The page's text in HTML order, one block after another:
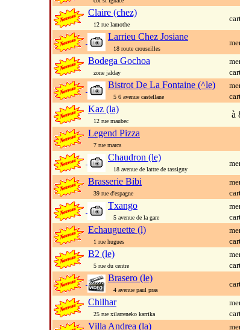
Claire (chez)
12 rue lamothe
Larrieu Chez Josiane
18 route crouseilles
Bodega Gochoa
zone jalday
Bistrot De La Fontaine (^le)
5 6 avenue castellane
Kaz (la)
12 rue maubec
à
Legend Pizza
7 rue marca
Chaudron (le)
18 avenue de lattre de tassigny
Brasserie Bibi
39 rue d'espagne
Txango
5 avenue de la gare
Echauguette (l)
1 rue hugues
B2 (le)
5 rue du centre
Brasero (le)
4 avenue paul pras
Chilhar
25 rue xilarreneko karrika
Villa Andrea (la)